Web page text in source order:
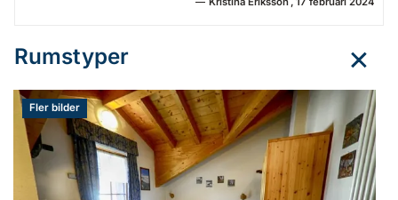
Rumstyper
Fler bilder